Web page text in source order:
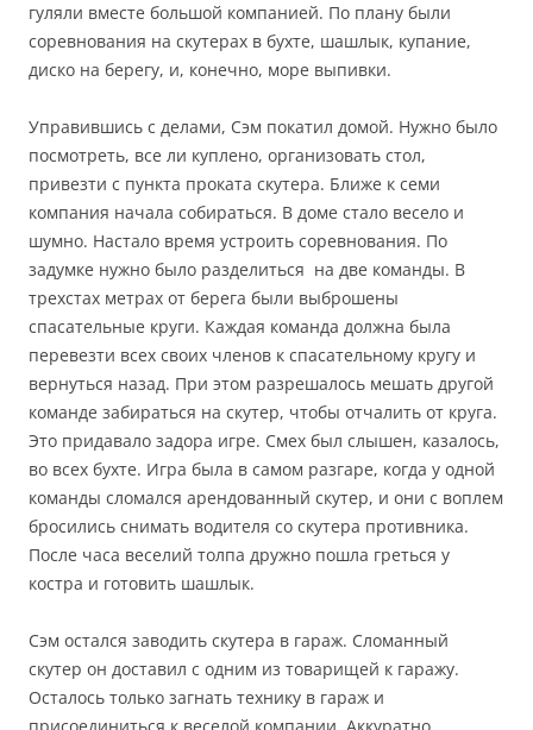
гуляли вместе большой компанией. По плану были
соревнования на скутерах в бухте, шашлык, купание,
диско на берегу, и, конечно, море выпивки.
Управившись с делами, Сэм покатил домой. Нужно было
посмотреть, все ли куплено, организовать стол,
привезти с пункта проката скутера. Ближе к семи
компания начала собираться. В доме стало весело и
шумно. Настало время устроить соревнования. По
задумке нужно было разделиться на две команды. В
трехстах метрах от берега были выброшены
спасательные круги. Каждая команда должна была
перевезти всех своих членов к спасательному кругу и
вернуться назад. При этом разрешалось мешать другой
команде забираться на скутер, чтобы отчалить от круга.
Это придавало задора игре. Смех был слышен, казалось,
во всех бухте. Игра была в самом разгаре, когда у одной
команды сломался арендованный скутер, и они с воплем
бросились снимать водителя со скутера противника.
После часа веселий толпа дружно пошла греться у
костра и готовить шашлык.
Сэм остался заводить скутера в гараж. Сломанный
скутер он доставил с одним из товарищей к гаражу.
Осталось только загнать технику в гараж и